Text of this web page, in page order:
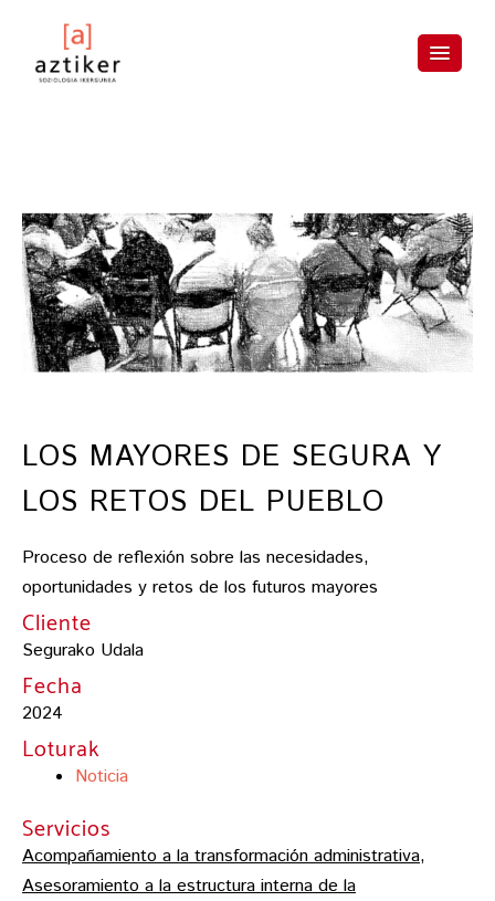
content
LOS MAYORES DE SEGURA Y
LOS RETOS DEL PUEBLO
Proceso de reflexión sobre las necesidades,
oportunidades y retos de los futuros mayores
Cliente
Segurako Udala
Fecha
2024
Loturak
Noticia
Servicios
Acompañamiento a la transformación administrativa,
Asesoramiento a la estructura interna de la